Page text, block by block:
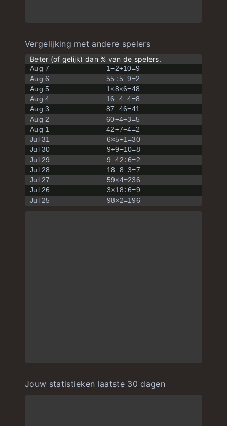
Vergelijking met andere spelers
Beter (of gelijk) dan % van de spelers.
Aug 7
1−2+10=9
Aug 6
55÷5−9=2
Aug 5
1×8×6=48
Aug 4
16−4−4=8
Aug 3
87−46=41
Aug 2
60÷4÷3=5
Aug 1
42÷7−4=2
Jul 31
6×5÷1=30
Jul 30
9+9−10=8
Jul 29
9−42÷6=2
Jul 28
18−8−3=7
Jul 27
59×4=236
Jul 26
3×18÷6=9
Jul 25
98×2=196
Jouw statistieken laatste 30 dagen